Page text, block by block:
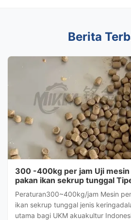
Berita
300 -400kg per jam Uji
pakan ikan sekrup tunggal
untuk pelanggan Indonesia
Peraturan300~400kg/jam Mesin
ikan sekrup tunggal jenis
utama bagi UKM akuakultur